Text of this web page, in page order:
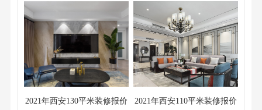
2021年西安130平米装修报价
2021年西安110平米装修报价